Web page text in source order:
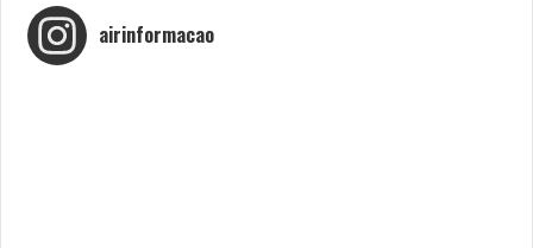
airinformacao